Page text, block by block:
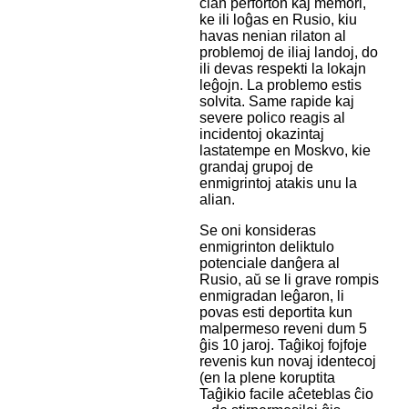
ĉian perforton kaj memori,
ke ili loĝas en Rusio, kiu
havas nenian rilaton al
problemoj de iliaj landoj, do
ili devas respekti la lokajn
leĝojn. La problemo estis
solvita. Same rapide kaj
severe polico reagis al
incidentoj okazintaj
lastatempe en Moskvo, kie
grandaj grupoj de
enmigrintoj atakis unu la
alian.
Se oni konsideras
enmigrinton deliktulo
potenciale danĝera al
Rusio, aŭ se li grave rompis
enmigradan leĝaron, li
povas esti deportita kun
malpermeso reveni dum 5
ĝis 10 jaroj. Taĝikoj fojfoje
revenis kun novaj identecoj
(en la plene koruptita
Taĝikio facile aĉeteblas ĉio